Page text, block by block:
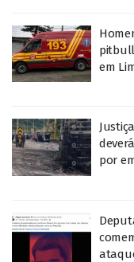
em
por